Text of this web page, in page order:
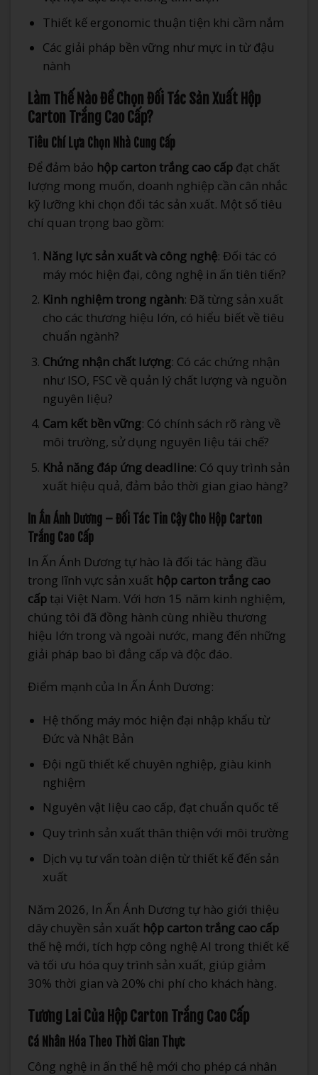
Thiết kế ergonomic thuận tiện khi cầm nắm
Các giải pháp bền vững như mực in từ đậu
nành
Làm Thế Nào Để Chọn Đối Tác Sản Xuất Hộp
Carton Trắng Cao Cấp?
Tiêu Chí Lựa Chọn Nhà Cung Cấp
Để đảm bảo hộp carton trắng cao cấp đạt chất
lượng mong muốn, doanh nghiệp cần cân nhắc
kỹ lưỡng khi chọn đối tác sản xuất. Một số tiêu
chí quan trọng bao gồm:
Năng lực sản xuất và công nghệ: Đối tác có
máy móc hiện đại, công nghệ in ấn tiên tiến?
Kinh nghiệm trong ngành: Đã từng sản xuất
cho các thương hiệu lớn, có hiểu biết về tiêu
chuẩn ngành?
Chứng nhận chất lượng: Có các chứng nhận
như ISO, FSC về quản lý chất lượng và nguồn
nguyên liệu?
Cam kết bền vững: Có chính sách rõ ràng về
môi trường, sử dụng nguyên liệu tái chế?
Khả năng đáp ứng deadline: Có quy trình sản
xuất hiệu quả, đảm bảo thời gian giao hàng?
In Ấn Ánh Dương – Đối Tác Tin Cậy Cho Hộp Carton
Trắng Cao Cấp
In Ấn Ánh Dương tự hào là đối tác hàng đầu
trong lĩnh vực sản xuất hộp carton trắng cao
cấp tại Việt Nam. Với hơn 15 năm kinh nghiệm,
chúng tôi đã đồng hành cùng nhiều thương
hiệu lớn trong và ngoài nước, mang đến những
giải pháp bao bì đẳng cấp và độc đáo.
Điểm mạnh của In Ấn Ánh Dương:
Hệ thống máy móc hiện đại nhập khẩu từ
Đức và Nhật Bản
Đội ngũ thiết kế chuyên nghiệp, giàu kinh
nghiệm
Nguyên vật liệu cao cấp, đạt chuẩn quốc tế
Quy trình sản xuất thân thiện với môi trường
Dịch vụ tư vấn toàn diện từ thiết kế đến sản
xuất
Năm 2026, In Ấn Ánh Dương tự hào giới thiệu
dây chuyền sản xuất hộp carton trắng cao cấp
thế hệ mới, tích hợp công nghệ AI trong thiết kế
và tối ưu hóa quy trình sản xuất, giúp giảm
30% thời gian và 20% chi phí cho khách hàng.
Tương Lai Của Hộp Carton Trắng Cao Cấp
Cá Nhân Hóa Theo Thời Gian Thực
Công nghệ in ấn thế hệ mới cho phép cá nhân